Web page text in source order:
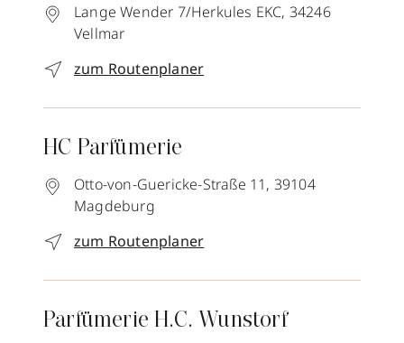
Lange Wender 7/Herkules EKC, 34246
Vellmar
zum Routenplaner
HC Parfümerie
Otto-von-Guericke-Straße 11, 39104
Magdeburg
zum Routenplaner
Parfümerie H.C. Wunstorf